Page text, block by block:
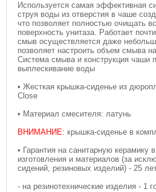
Используется самая эффективная
струя воды из отверстия в чаше
что позволяет полностью очищать
поверхность унитаза. Работает
смыв осуществляется даже
позволяет настроить объем смыва
Система смыва и конструкция чаши
выплескивание воды
• Жесткая крышка-сиденье из
Close
• Материал смесителя: латунь
ВНИМАНИЕ: крышка-сиденье в
• Гарантия на санитарную керамику
изготовления и материалов (за
сидений, резиновых изделий) - 25
- на резинотехнические изделия - 1